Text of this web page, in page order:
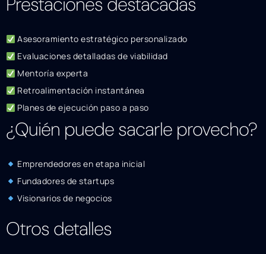
Asesoramiento estratégico personalizado
Evaluaciones detalladas de viabilidad
Mentoría experta
Retroalimentación instantánea
Planes de ejecución paso a paso
¿Quién puede sacarle provecho?
Emprendedores en etapa inicial
Fundadores de startups
Visionarios de negocios
Otros detalles